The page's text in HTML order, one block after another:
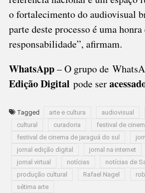
o fortalecimento do audiovisual
parte deste processo é uma
responsabilidade”, afirmam.
WhatsApp– O grupo de
Edição Digital pode ser
Tagged arte e cultura audiovisual
cultural
curadoria
festival de
festival de cinema de jaraguá do sul
jornal edição digital
jornal na internet
jornal virtual
notícias
notícias de
produção cultural
Rafael Nagel
sétima arte